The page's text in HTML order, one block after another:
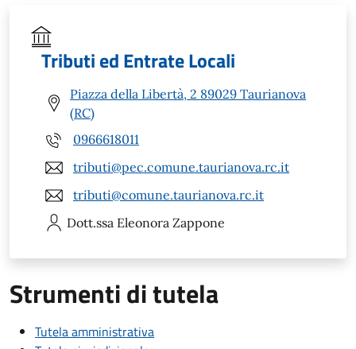
Tributi ed Entrate Locali
Piazza della Libertà, 2 89029 Taurianova
(RC)
0966618011
tributi@pec.comune.taurianova.rc.it
tributi@comune.taurianova.rc.it
Dott.ssa Eleonora Zappone
Strumenti di tutela
Tutela amministrativa